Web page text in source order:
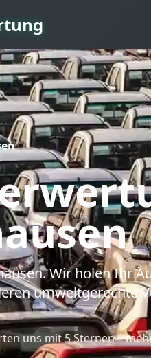
. Wir holen Ihr
umweltgerechte
uns mit 5 Sternen –